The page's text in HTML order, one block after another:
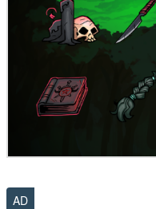
AD